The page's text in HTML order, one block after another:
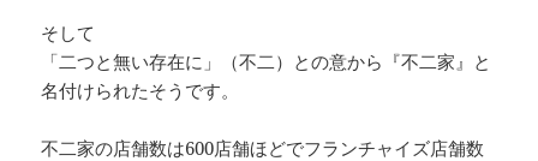
そして
「二つと無い存在に」（不二）との意から『不二家』と
名付けられたそうです。
不二家の店舗数は600店舗ほどでフランチャイズ店舗数